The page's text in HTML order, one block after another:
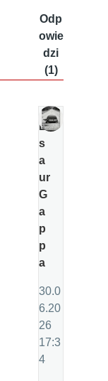
Odp
owie
dzi
(1)
E
s
a
ur
G
a
p
p
a
30.0
6.20
26
17:3
4